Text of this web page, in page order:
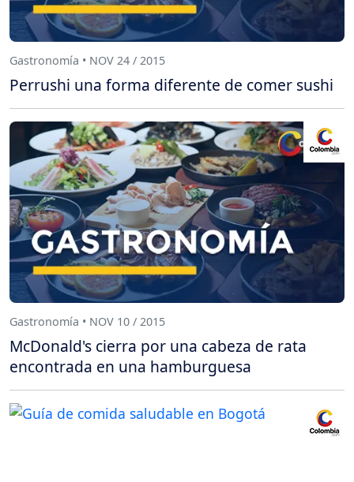
Gastronomía • NOV 24 / 2015
Perrushi una forma diferente de comer sushi
Gastronomía • NOV 10 / 2015
McDonald's cierra por una cabeza de rata
encontrada en una hamburguesa